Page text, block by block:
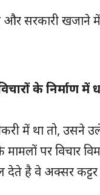
और सरकारी
के निर्माण में
था तो, उसने
पर विचार
देते है वे अक्सर